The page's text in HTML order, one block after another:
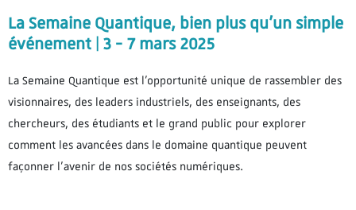
La Semaine Quantique, bien plus qu’un simple
événement | 3 - 7 mars 2025
La Semaine Quantique est l’opportunité unique de rassembler des
visionnaires, des leaders industriels, des enseignants, des
chercheurs, des étudiants et le grand public pour explorer
comment les avancées dans le domaine quantique peuvent
façonner l’avenir de nos sociétés numériques.